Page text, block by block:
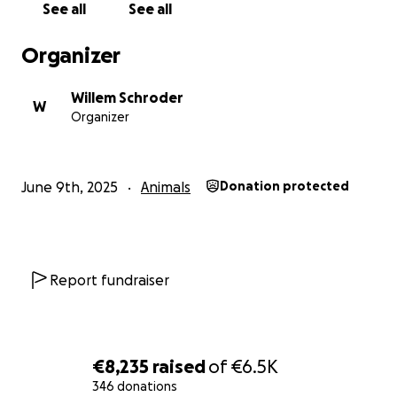
€8,235 raisedof€6.5K
346 donations
Namens alle jongens van Camelot en natuurlijk Toby
See all See all
Organizer
W
Willem Schroder
Organizer
June 9th, 2025 Animals Donation protected
Report fundraiser